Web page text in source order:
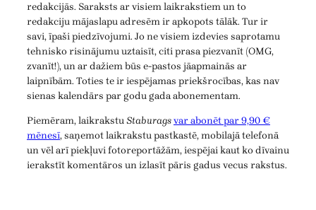
redakcijās. Saraksts ar visiem laikrakstiem un to
redakciju mājaslapu adresēm ir apkopots tālāk. Tur ir
savi, īpaši piedzīvojumi. Jo ne visiem izdevies saprotamu
tehnisko risinājumu uztaisīt, citi prasa piezvanīt (OMG,
zvanīt!), un ar dažiem būs e-pastos jāapmainās ar
laipnībām. Toties te ir iespējamas priekšrocības, kas nav
sienas kalendārs par godu gada abonementam.
Piemēram, laikrakstuStaburagsvar abonēt par 9,90 €
mēnesī, saņemot laikrakstu pastkastē, mobilajā telefonā
un vēl arī piekļuvi fotoreportāžām, iespējai kaut ko dīvainu
ierakstīt komentāros un izlasīt pāris gadus vecus rakstus.